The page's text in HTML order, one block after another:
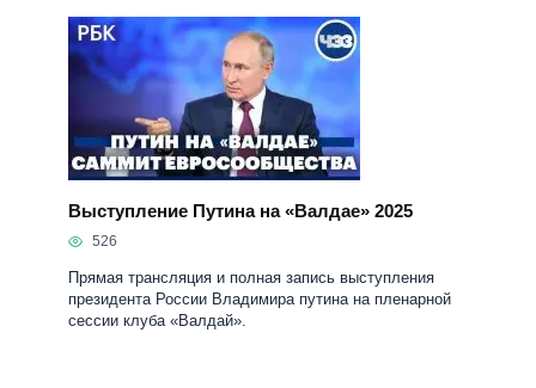
Выступление Путина на «Валдае» 2025
526
Прямая трансляция и полная запись выступления
президента России Владимира путина на пленарной
сессии клуба «Валдай».